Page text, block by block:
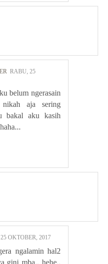
RABU, 25
belum ngerasain
aja sering
bakal aku kasih
OKTOBER, 2017
ngalamin hal2
gini mba.. hehe..